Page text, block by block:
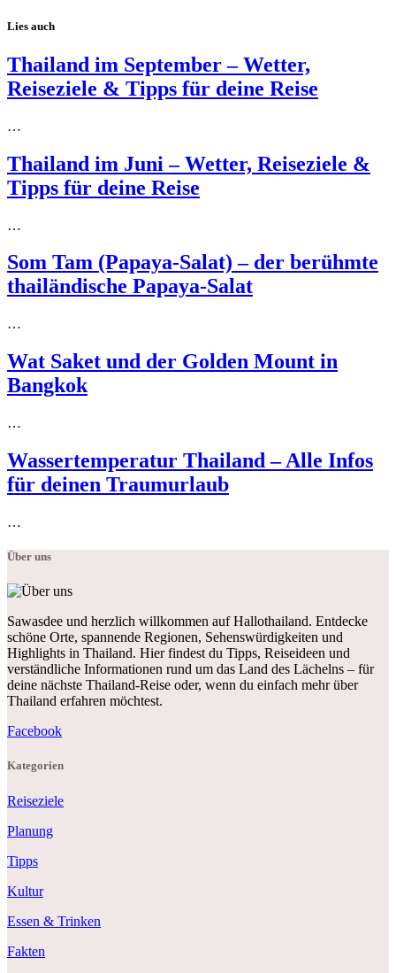
Lies auch
Thailand im September – Wetter,
Reiseziele & Tipps für deine Reise
…
Thailand im Juni – Wetter, Reiseziele &
Tipps für deine Reise
…
Som Tam (Papaya-Salat) – der berühmte
thailändische Papaya-Salat
…
Wat Saket und der Golden Mount in
Bangkok
…
Wassertemperatur Thailand – Alle Infos
für deinen Traumurlaub
…
Über uns
Sawasdee und herzlich willkommen auf Hallothailand. Entdecke
schöne Orte, spannende Regionen, Sehenswürdigkeiten und
Highlights in Thailand. Hier findest du Tipps, Reiseideen und
verständliche Informationen rund um das Land des Lächelns – für
deine nächste Thailand-Reise oder, wenn du einfach mehr über
Thailand erfahren möchtest.
Facebook
Kategorien
Reiseziele
Planung
Tipps
Kultur
Essen & Trinken
Fakten